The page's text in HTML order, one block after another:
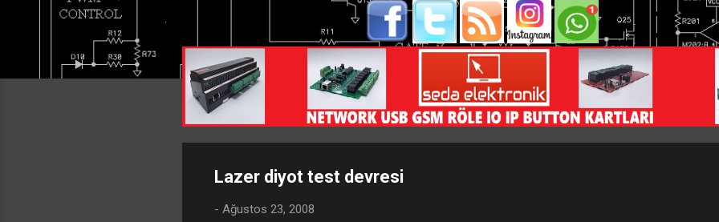
Lazer diyot test devresi
- Ağustos 23, 2008